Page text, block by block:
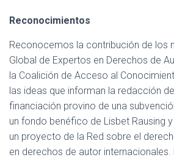
Reconocimientos
Reconocemos la contribución de los
Global de Expertos en Derechos de
la Coalición de Acceso al
las ideas que informan la redacción
financiación provino de una
un fondo benéfico de Lisbet Rausing
un proyecto de la Red sobre el
en derechos de autor